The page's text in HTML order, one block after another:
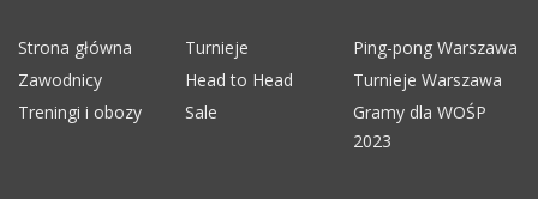
Strona główna Turnieje
Ping-pong Warszawa
Zawodnicy
Head to Head
Turnieje Warszawa
Treningi i obozy
Sale
Gramy dla WOŚP
2023